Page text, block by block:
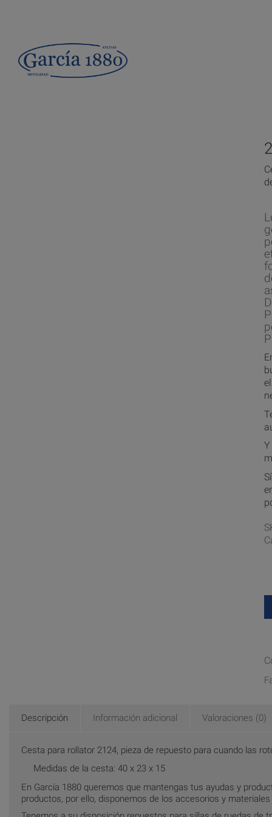
Descripción Información adicional Valoraciones (0)
Cesta para rollator 2124, pieza de repuesto para cuando las
Medidas de la cesta: 40 x 23 x 15
En García 1880 queremos que mantengas tus ayudas y
productos, por ello, disponemos de los accesorios y